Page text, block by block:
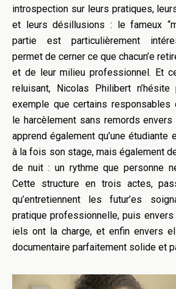
introspection sur leurs pratiques,
et leurs désillusions : le fameux
partie est particulièrement
permet de cerner ce que chacun’e
et de leur milieu professionnel. Et
reluisant, Nicolas Philibert
exemple que certains responsables
le harcèlement sans remords
apprend également qu’une
à la fois son stage, mais également
de nuit : un rythme que personne
Cette structure en trois actes,
qu’entretiennent les futur’es
pratique professionnelle, puis
iels ont la charge, et enfin envers
documentaire parfaitement solide et